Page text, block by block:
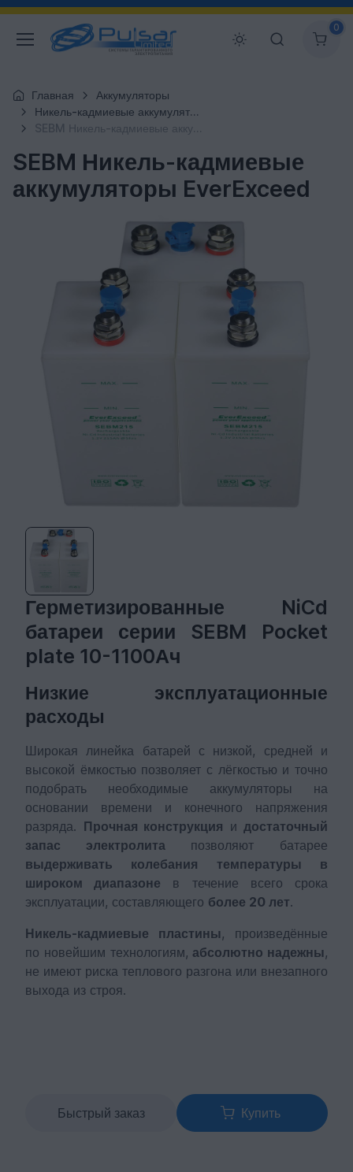
0
Главная
Аккумуляторы
Никель-кадмиевые аккумуляторы EverExceed
SEBM Никель-кадмиевые аккумуляторы EverExceed
SEBM Никель-кадмиевые
аккумуляторы EverExceed
Герметизированные NiCd
батареи серии SEBM Pocket
plate 10-1100Ач
Низкие эксплуатационные
расходы
Широкая линейка батарей с низкой, средней и
высокой ёмкостью позволяет с лёгкостью и точно
подобрать необходимые аккумуляторы на
основании времени и конечного напряжения
разряда. Прочная конструкция и достаточный
запас электролитапозволяют батарее
выдерживать колебания температуры в
широком диапазоне в течение всего срока
эксплуатации, составляющего более 20 лет.
Никель-кадмиевые пластины, произведённые
по новейшим технологиям, абсолютно надежны,
не имеют риска теплового разгона или внезапного
выхода из строя.
Быстрый заказ Купить